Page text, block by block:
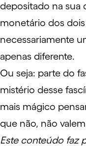
depositado na sua
monetário dos
necessariamente
apenas diferente.
Ou seja: parte do
mistério desse
mais mágico
que não, não
Este conteúdo faz